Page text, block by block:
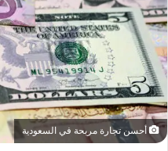
أحسن تجارة مربحة في السعودية